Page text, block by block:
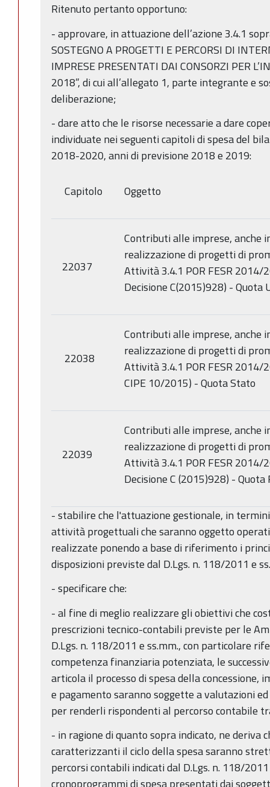
Ritenuto pertanto opportuno:
- approvare, in attuazione dell’azione 3.4.1
SOSTEGNO A PROGETTI E PERCORSI DI
IMPRESE PRESENTATI DAI CONSORZI PER
2018”, di cui all’allegato 1, parte integrante e
deliberazione;
- dare atto che le risorse necessarie a dare
individuate nei seguenti capitoli di spesa del
2018-2020, anni di previsione 2018 e 2019:
Capitolo Oggetto
22037
Contributi alle imprese, anche
realizzazione di progetti di
Attività 3.4.1 POR FESR 2014/
Decisione C(2015)928) - Quota
22038
Contributi alle imprese, anche
realizzazione di progetti di
Attività 3.4.1 POR FESR
CIPE 10/2015) - Quota Stato
22039
Contributi alle imprese, anche
realizzazione di progetti di
Attività 3.4.1 POR FESR 2014/
Decisione C (2015)928) - Quota
- stabilire che l'attuazione gestionale, in
attività progettuali che saranno oggetto
realizzate ponendo a base di riferimento i
disposizioni previste dal D.Lgs. n. 118/2011 e
- specificare che:
- al fine di meglio realizzare gli obiettivi che
prescrizioni tecnico-contabili previste per le
D.Lgs. n. 118/2011 e ss.mm., con particolare
competenza finanziaria potenziata, le
articola il processo di spesa della concessione,
e pagamento saranno soggette a valutazioni
per renderli rispondenti al percorso contabile
- in ragione di quanto sopra indicato, ne deriva
caratterizzanti il ciclo della spesa saranno
percorsi contabili indicati dal D.Lgs. n. 118/